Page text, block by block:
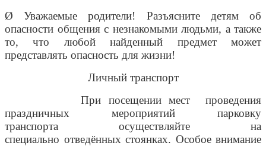
Ø Уважаемые родители! Разъясните детям об
опасности общения с незнакомыми людьми, а также
то, что любой найденный предмет может
представлять опасность для жизни!
Личный транспорт
При посещении мест проведения
праздничных мероприятий парковку
транспорта осуществляйте на
специально отведённых стоянках. Особое внимание